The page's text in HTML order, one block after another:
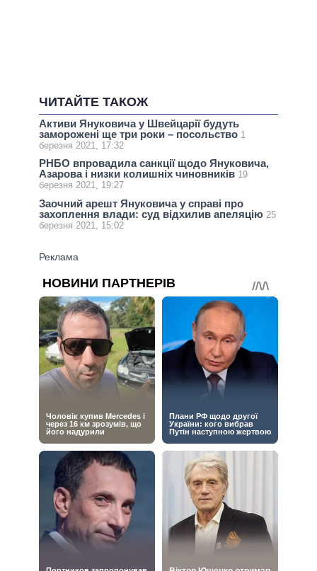
ЧИТАЙТЕ ТАКОЖ
Активи Януковича у Швейцарії будуть
заморожені ще три роки – посольство 1
березня 2021, 17:32
РНБО впровадила санкції щодо Януковича,
Азарова і низки колишніх чиновників 19
березня 2021, 19:27
Заочний арешт Януковича у справі про
захоплення влади: суд відхилив апеляцію 25
березня 2021, 15:02